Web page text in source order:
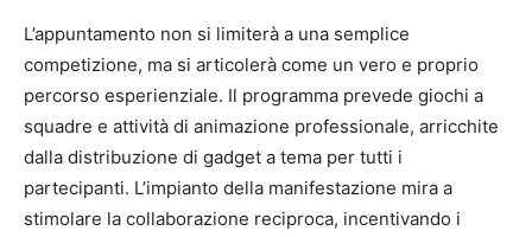
L’appuntamento non si limiterà a una semplice
competizione, ma si articolerà come un vero e proprio
percorso esperienziale. Il programma prevede giochi a
squadre e attività di animazione professionale, arricchite
dalla distribuzione di gadget a tema per tutti i
partecipanti. L’impianto della manifestazione mira a
stimolare la collaborazione reciproca, incentivando i